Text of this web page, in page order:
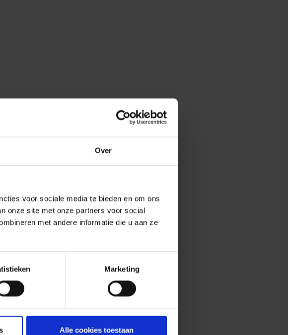
Over
voor sociale media te bieden en om ons
onze site met onze partners voor social
met andere informatie die u aan ze
Marketing
Alle cookies toestaan